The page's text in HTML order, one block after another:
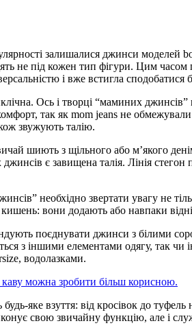
залишалися джинси моделей
не під кожен тип фігури. Цим
і вже встигла
Ось і творці “маминих
так як mom jeans не
звужують талію.
шиють з щільного або м’якого
є завищена талія. Лінія
необхідно звертати увагу не
вони додають або навпаки
поєднувати джинси з білими
з іншими елементами одягу, так
водолазками.
каву можна зробити більш корисною.
будь-яке взуття: від кросівок до
свою звичайну функцію, але і